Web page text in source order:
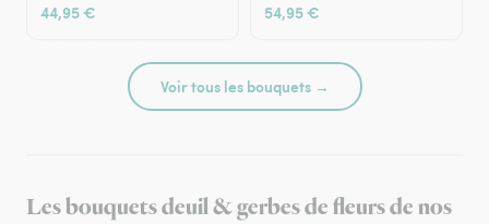
44,95 € 54,95 €
Voir tous les bouquets →
Les bouquets deuil & gerbes de fleurs de nos